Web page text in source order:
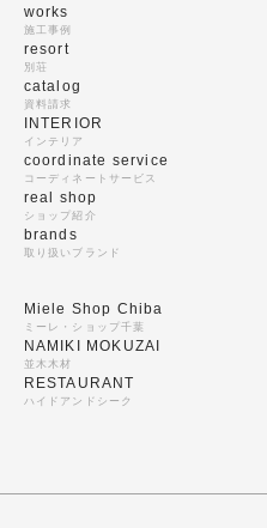
works
施工事例
resort
別荘
catalog
資料請求
INTERIOR
インテリア
coordinate service
コーディネートサービス
real shop
ショップ紹介
brands
取り扱いブランド
Miele Shop Chiba
ミーレ・ショップ千葉
NAMIKI MOKUZAI
並木木材
RESTAURANT
ハイドアンドシーク